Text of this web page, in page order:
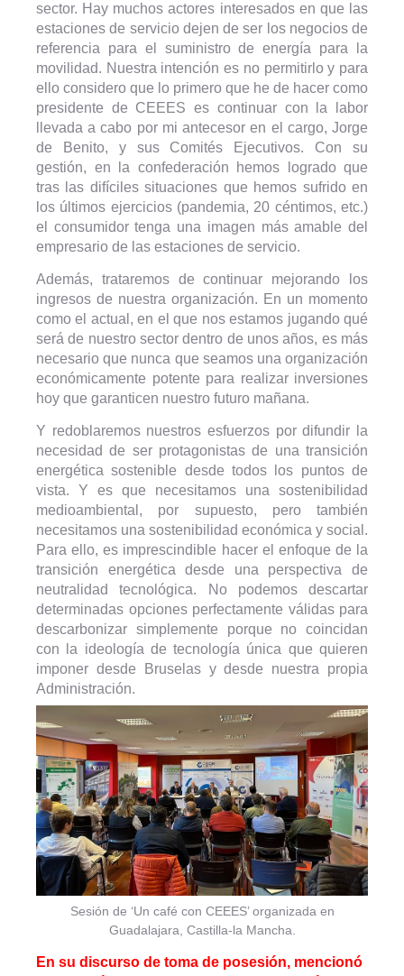
sector. Hay muchos actores interesados en que las
estaciones de servicio dejen de ser los negocios de
referencia para el suministro de energía para la
movilidad. Nuestra intención es no permitirlo y para
ello considero que lo primero que he de hacer como
presidente de CEEES es continuar con la labor
llevada a cabo por mi antecesor en el cargo, Jorge
de Benito, y sus Comités Ejecutivos. Con su
gestión, en la confederación hemos logrado que
tras las difíciles situaciones que hemos sufrido en
los últimos ejercicios (pandemia, 20 céntimos, etc.)
el consumidor tenga una imagen más amable del
empresario de las estaciones de servicio.
Además, trataremos de continuar mejorando los
ingresos de nuestra organización. En un momento
como el actual, en el que nos estamos jugando qué
será de nuestro sector dentro de unos años, es más
necesario que nunca que seamos una organización
económicamente potente para realizar inversiones
hoy que garanticen nuestro futuro mañana.
Y redoblaremos nuestros esfuerzos por difundir la
necesidad de ser protagonistas de una transición
energética sostenible desde todos los puntos de
vista. Y es que necesitamos una sostenibilidad
medioambiental, por supuesto, pero también
necesitamos una sostenibilidad económica y social.
Para ello, es imprescindible hacer el enfoque de la
transición energética desde una perspectiva de
neutralidad tecnológica. No podemos descartar
determinadas opciones perfectamente válidas para
descarbonizar simplemente porque no coincidan
con la ideología de tecnología única que quieren
imponer desde Bruselas y desde nuestra propia
Administración.
Sesión de ‘Un café con CEEES’ organizada en
Guadalajara, Castilla-la Mancha.
En su discurso de toma de posesión, mencionó